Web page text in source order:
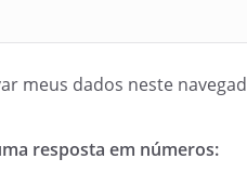
meus dados neste
resposta em números: